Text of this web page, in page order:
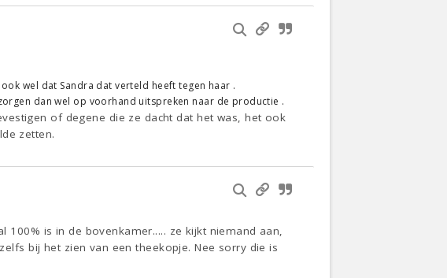
wel dat Sandra dat verteld heeft tegen haar .
dan wel op voorhand uitspreken naar de productie .
of degene die ze dacht dat het was, het ook
zetten.
is in de bovenkamer..... ze kijkt niemand aan,
bij het zien van een theekopje. Nee sorry die is